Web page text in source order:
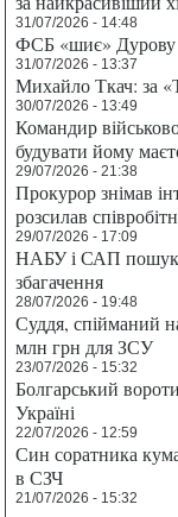
31/07/2026 - 14:48
ФСБ «шиє» Дурову
31/07/2026 - 13:37
Михайло Ткач: за
30/07/2026 - 13:49
Командир
будувати йому
29/07/2026 - 21:38
Прокурор знімав
розсилав
29/07/2026 - 17:09
НАБУ і САП
збагачення
28/07/2026 - 19:48
Суддя, спійманий
млн грн для ЗСУ
23/07/2026 - 15:32
Болгарський
Україні
22/07/2026 - 12:59
Син соратника
в СЗЧ
21/07/2026 - 15:32